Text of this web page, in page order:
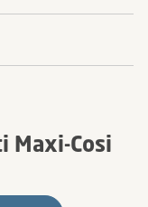
Maxi-Cosi